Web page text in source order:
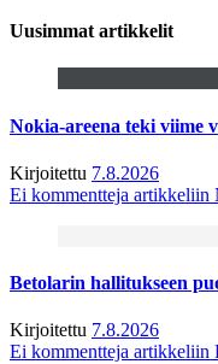
Uusimmat artikkelit
Nokia-areena teki viime
Kirjoitettu 7.8.2026
Ei kommentteja artikkeliin
Betolarin hallitukseen
Kirjoitettu 7.8.2026
Ei kommentteja artikkeliin